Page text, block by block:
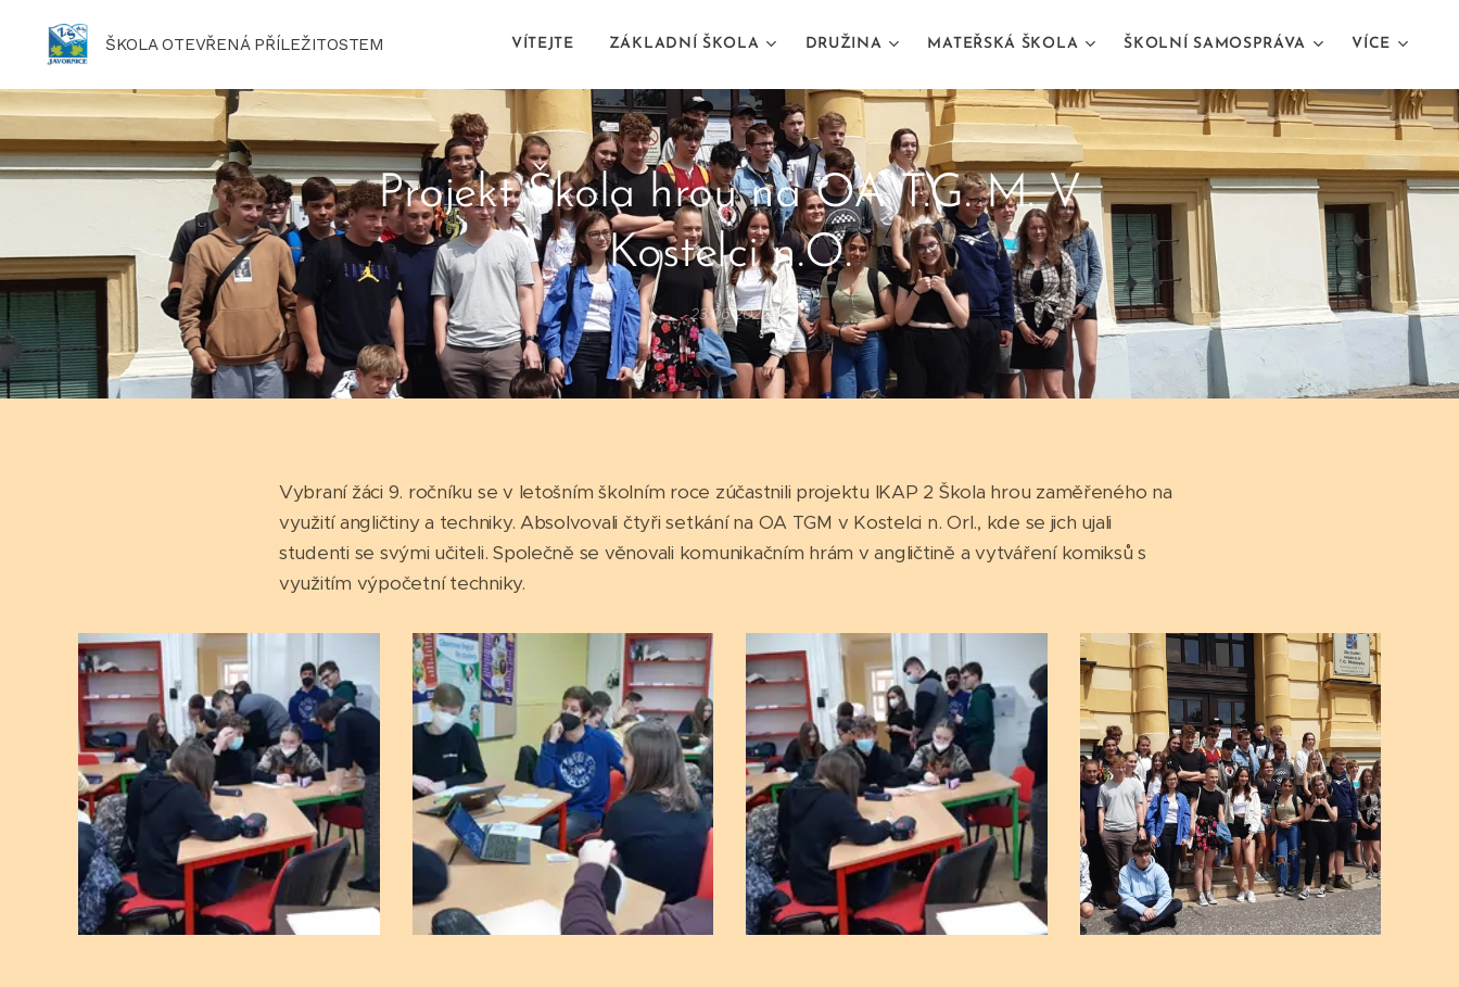
ŠKOLA OTEVŘENÁ PŘÍLEŽITOSTEM VÍTEJTE ZÁKLADNÍ ŠKOLA DRUŽINA MATEŘSKÁ ŠKOLA ŠKOLNÍ SAMOSPRÁVA VÍCE
Projekt Škola hrou na OA T.G. M. V
Kostelci n.O.
23.06.2022
Vybraní žáci 9. ročníku se v letošním školním roce zúčastnili projektu IKAP 2 Škola hrou zaměřeného na
využití angličtiny a techniky. Absolvovali čtyři setkání na OA TGM v Kostelci n. Orl., kde se jich ujali
studenti se svými učiteli. Společně se věnovali komunikačním hrám v angličtině a vytváření komiksů s
využitím výpočetní techniky.